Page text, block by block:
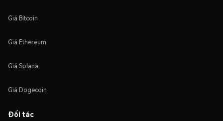
Giá Bitcoin
Giá Ethereum
Giá Solana
Giá Dogecoin
Đối tác